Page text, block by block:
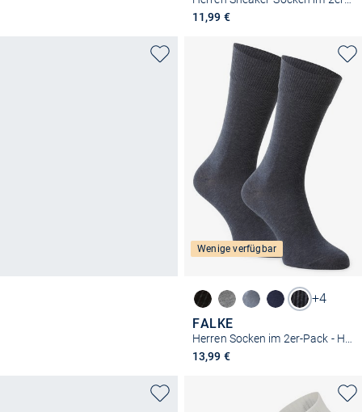
11,99 €
Wenige verfügbar
+4
FALKE
Herren Socken im 2er-Pack - Happy
13,99 €